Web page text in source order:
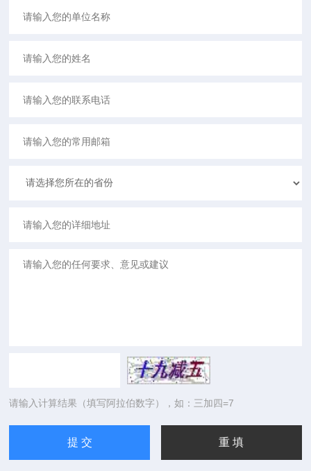
请输入计算结果（填写阿拉伯数字），如：三加四=7